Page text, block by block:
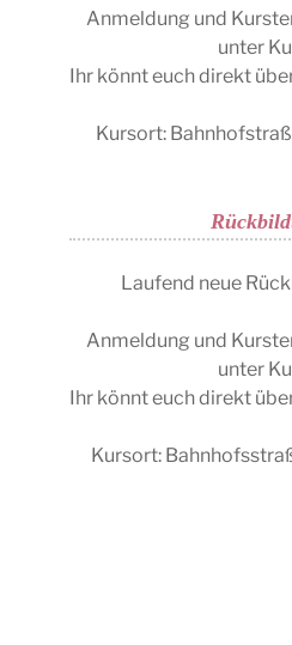
Anmeldung und
unter
Ihr könnt euch direkt
Kursort:
Laufend neue
Anmeldung und
unter
Ihr könnt euch direkt
Kursort: